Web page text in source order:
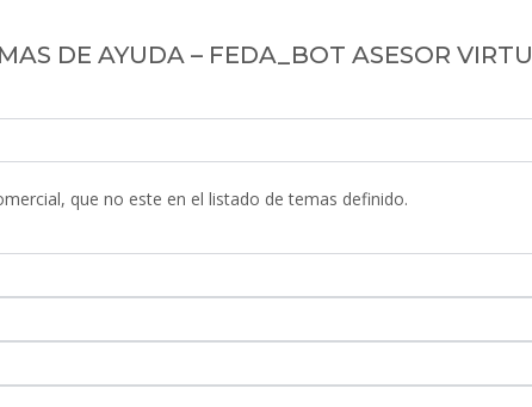
DE AYUDA – FEDA_BOT ASESOR
que no este en el listado de temas definido.